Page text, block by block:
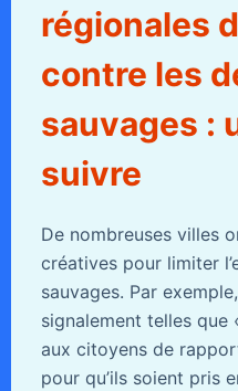
régionales
contre les
sauvages :
suivre
De nombreuses villes
créatives pour limiter
sauvages. Par
signalement telles que
aux citoyens de
pour qu’ils soient pris